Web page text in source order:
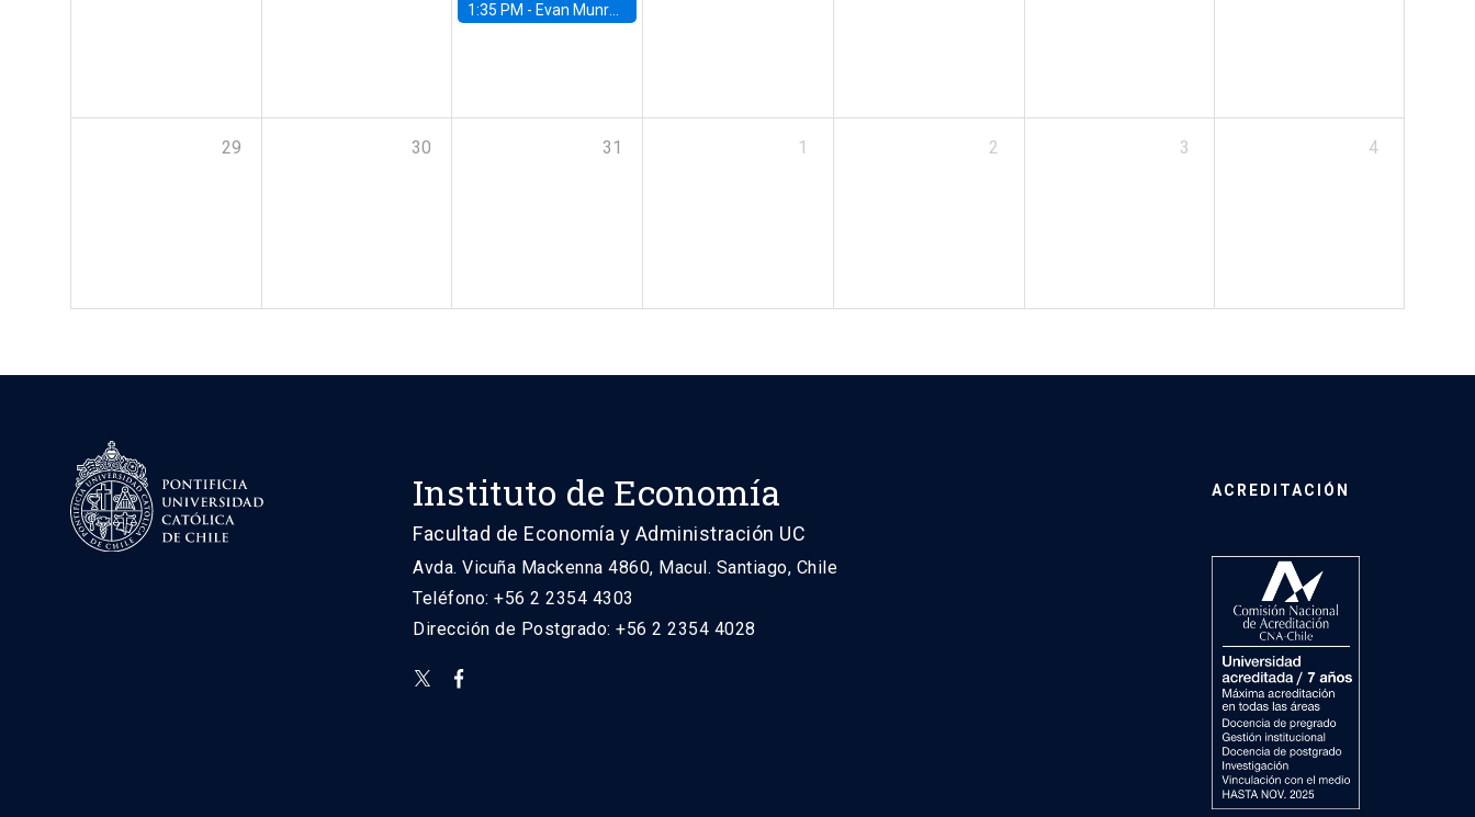
1:35 PM - Evan Munro, Neyman Visiting Assistant Professor in the Department of Statistics at UC Berkeley
29 30 31 1 2 3 4
Instituto de Economía
Facultad de Economía y Administración UC
Avda. Vicuña Mackenna 4860, Macul. Santiago, Chile
Teléfono: +56 2 2354 4303
Dirección de Postgrado: +56 2 2354 4028
ACREDITACIÓN